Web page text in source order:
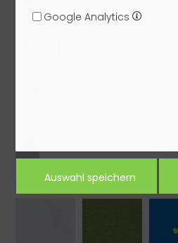
Google Analytics
Farbe: